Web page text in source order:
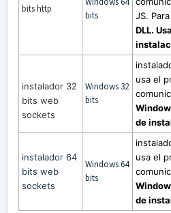
bits http
bits
JS.
DLL.
instalador 32
bits web
sockets
Windows 32
bits
usa el
de
instalador 64
bits web
sockets
Windows 64
bits
usa el
de